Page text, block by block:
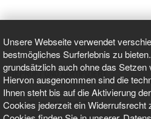
Unsere Webseite verwendet
bestmögliches Surferlebnis zu
grundsätzlich auch ohne das
Hiervon ausgenommen sind die
Ihnen steht bis auf die Aktivierung
Cookies jederzeit ein Widerrufsrecht
GEPRÜFT UND ZERTIFIZIERT
AKTUELLE NACHRICHTEN